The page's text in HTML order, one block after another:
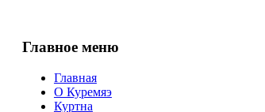
Главное меню
Главная
О Куремяэ
Куртна